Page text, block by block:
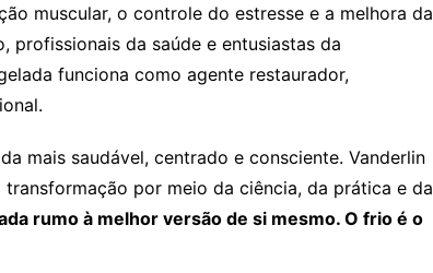
muscular, o controle do estresse e a melhora da
profissionais da saúde e entusiastas da
funciona como agente restaurador,
mais saudável, centrado e consciente. Vanderlin
por meio da ciência, da prática e da
rumo à melhor versão de si mesmo. O frio é o